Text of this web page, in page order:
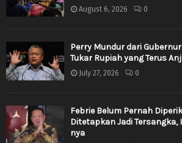
August 6, 2026 0
Perry Mundur dari Gubernur
Tukar Rupiah yang Terus
July 27, 2026 0
Febrie Belum Pernah
Ditetapkan Jadi Tersangka,
nya